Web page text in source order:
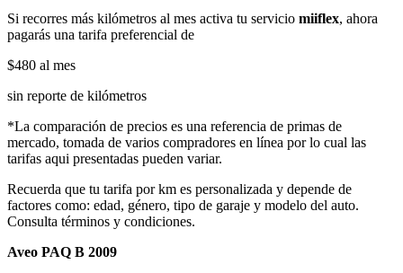
Si recorres más kilómetros al mes activa tu servicio miiflex, ahora
pagarás una tarifa preferencial de
$480 al mes
sin reporte de kilómetros
*La comparación de precios es una referencia de primas de
mercado, tomada de varios compradores en línea por lo cual las
tarifas aqui presentadas pueden variar.
Recuerda que tu tarifa por km es personalizada y depende de
factores como: edad, género, tipo de garaje y modelo del auto.
Consulta términos y condiciones.
Aveo PAQ B 2009